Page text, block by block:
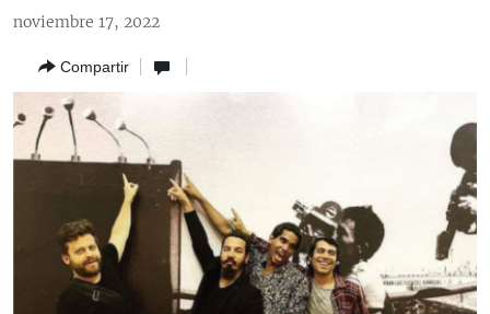
navegación
principal
la
búsqueda
SOBRE CUBA
DEPORTES
ARTE Y ENTRETENIMIENTO
OPINIÓN GRÁFICA
AUDIOVISUALES MARTÍ
RADIO MARTÍ
ESPECIALES
noviembre 17, 2022
Compartir